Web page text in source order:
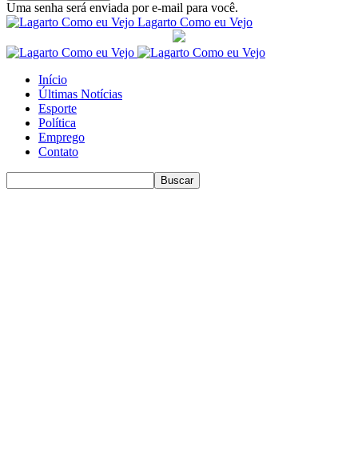
Uma senha será enviada por e-mail para você.
Lagarto Como eu Vejo
Início
Últimas Notícias
Esporte
Política
Emprego
Contato